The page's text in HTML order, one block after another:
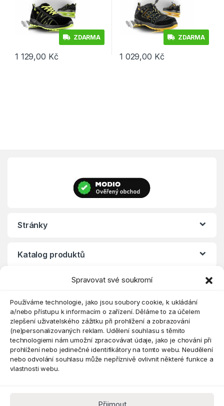
Spravovat své soukromí
Používáme technologie, jako jsou soubory cookie, k ukládání
a/nebo přístupu k informacím o zařízení. Děláme to za účelem
zlepšení uživatelského zážitku při prohlížení a zobrazování
(ne)personalizovaných reklam. Udělení souhlasu s těmito
technologiemi nám umožní zpracovávat údaje, jako je chování při
prohlížení nebo jedinečné identifikátory na tomto webu. Neudělení
nebo odvolání souhlasu může nepříznivě ovlivnit některé funkce a
vlastnosti webu.
Přijmout
ZDARMA
1 129,00 Kč
ZDARMA
1 029,00 Kč
Stránky
Katalog produktů